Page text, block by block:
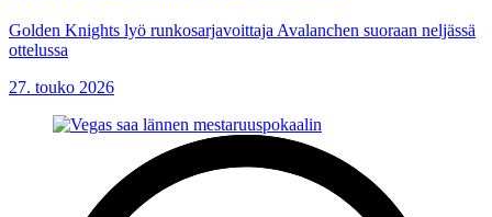
Golden Knights lyö runkosarjavoittaja Avalanchen suoraan neljässä
ottelussa
27. touko 2026